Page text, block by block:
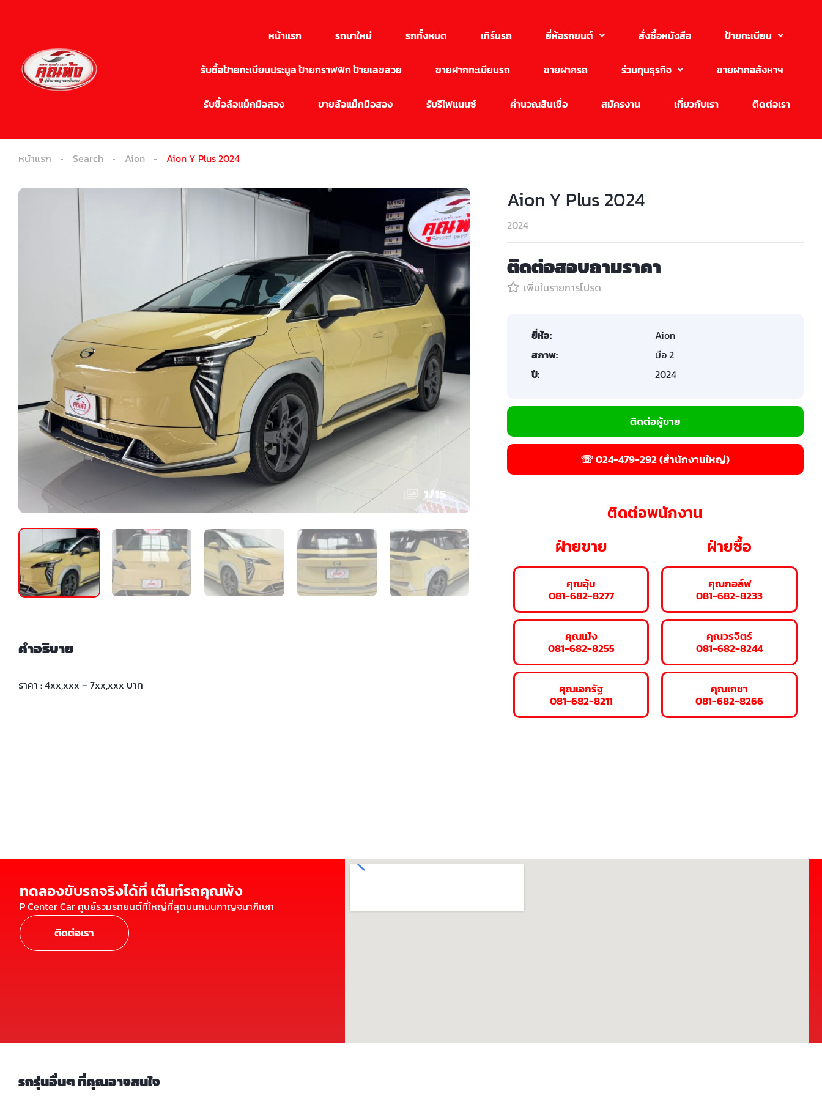
หน้าแรก รถมาใหม่ รถทั้งหมด เทิร์นรถ ยี่ห้อรถยนต์ สั่งซื้อหนังสือ ป้ายทะเบียน
รับซื้อป้ายทะเบียนประมูล ป้ายกราฟฟิก ป้ายเลขสวย ขายฝากทะเบียนรถ ขายฝากรถ ร่วมทุนธุรกิจ ขายฝากอสังหาฯ
รับซื้อล้อแม็กมือสอง ขายล้อแม็กมือสอง รับรีไฟแนนซ์ คำนวณสินเชื่อ สมัครงาน เกี่ยวกับเรา ติดต่อเรา
หน้าแรก Search Aion Aion Y Plus 2024
1/15
คำอธิบาย
ราคา : 4xx,xxx – 7xx,xxx บาท
Aion Y Plus 2024
2024
ติดต่อสอบถามราคา
เพิ่มในรายการโปรด
ยี่ห้อ:
Aion
สภาพ:
มือ 2
ปี:
2024
ติดต่อผู้ขาย
☏ 024-479-292 (สำนักงานใหญ่)
ติดต่อพนักงาน
ฝ่ายขาย
คุณอุ้ม
081-682-8277
คุณเม้ง
081-682-8255
คุณเอกรัฐ
081-682-8211
ฝ่ายซื้อ
คุณกอล์ฟ
081-682-8233
คุณวรจิตร์
081-682-8244
คุณเกชา
081-682-8266
ทดลองขับรถจริงได้ที่ เต๊นท์รถคุณพ้ง
P Center Car ศูนย์รวมรถยนต์ที่ใหญ่ที่สุดบนถนนกาญจนาภิเษก
ติดต่อเรา
รถรุ่นอื่นๆ ที่คุณอาจสนใจ